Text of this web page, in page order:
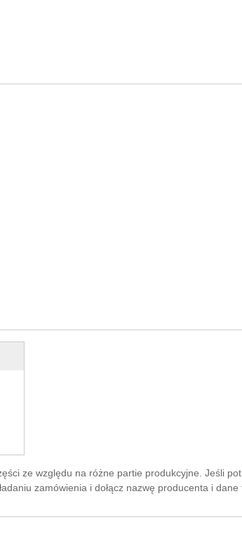
ze względu na różne partie produkcyjne. Jeśli
zamówienia i dołącz nazwę producenta i dane